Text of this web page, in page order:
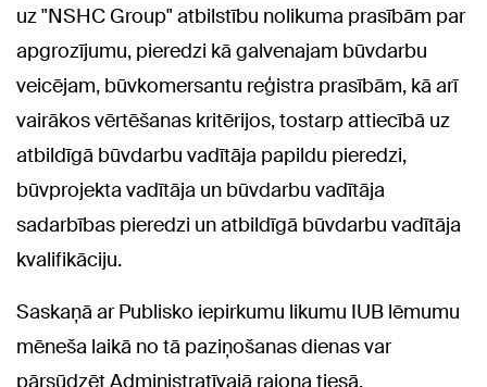
uz "NSHC Group" atbilstību nolikuma prasībām par
apgrozījumu, pieredzi kā galvenajam būvdarbu
veicējam, būvkomersantu reģistra prasībām, kā arī
vairākos vērtēšanas kritērijos, tostarp attiecībā uz
atbildīgā būvdarbu vadītāja papildu pieredzi,
būvprojekta vadītāja un būvdarbu vadītāja
sadarbības pieredzi un atbildīgā būvdarbu vadītāja
kvalifikāciju.
Saskaņā ar Publisko iepirkumu likumu IUB lēmumu
mēneša laikā no tā paziņošanas dienas var
pārsūdzēt Administratīvajā rajona tiesā.